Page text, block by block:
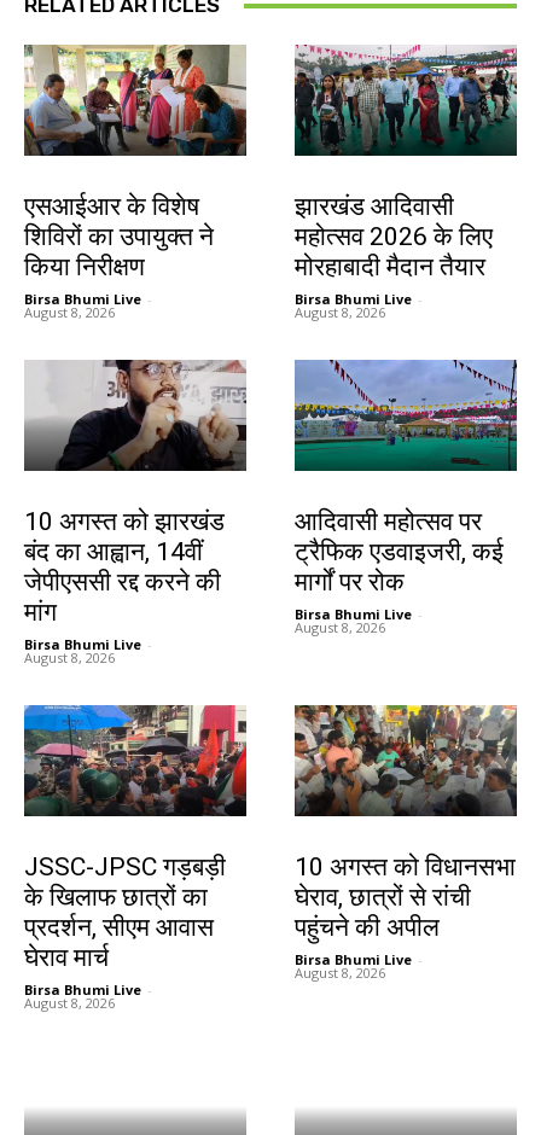
RELATED ARTICLES
एसआईआर के विशेष
शिविरों का उपायुक्त ने
किया निरीक्षण
Birsa Bhumi Live -
August 8, 2026
झारखंड आदिवासी
महोत्सव 2026 के लिए
मोरहाबादी मैदान तैयार
Birsa Bhumi Live -
August 8, 2026
10 अगस्त को झारखंड
बंद का आह्वान, 14वीं
जेपीएससी रद्द करने की
मांग
Birsa Bhumi Live -
August 8, 2026
आदिवासी महोत्सव पर
ट्रैफिक एडवाइजरी, कई
मार्गों पर रोक
Birsa Bhumi Live -
August 8, 2026
JSSC-JPSC गड़बड़ी
के खिलाफ छात्रों का
प्रदर्शन, सीएम आवास
घेराव मार्च
Birsa Bhumi Live -
August 8, 2026
10 अगस्त को विधानसभा
घेराव, छात्रों से रांची
पहुंचने की अपील
Birsa Bhumi Live -
August 8, 2026